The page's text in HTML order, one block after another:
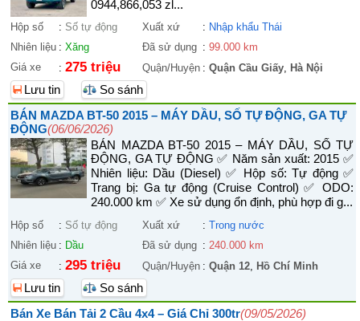
0944,866,053 zl...
Hộp số : Số tự động Xuất xứ : Nhập khẩu Thái
Nhiên liệu : Xăng Đã sử dụng : 99.000 km
Giá xe
: 275 triệu Quận/Huyện : Quận Cầu Giấy, Hà Nội
Lưu tin
So sánh
BÁN MAZDA BT-50 2015 – MÁY DẦU, SỐ TỰ ĐỘNG, GA TỰ
ĐỘNG(06/06/2026)
BÁN MAZDA BT-50 2015 – MÁY DẦU, SỐ TỰ
ĐỘNG, GA TỰ ĐỘNG ✅ Năm sản xuất: 2015 ✅
Nhiên liệu: Dầu (Diesel) ✅ Hộp số: Tự động ✅
Trang bị: Ga tự động (Cruise Control) ✅ ODO:
240.000 km ✅ Xe sử dụng ổn định, phù hợp đi g...
Hộp số : Số tự động Xuất xứ : Trong nước
Nhiên liệu : Dầu Đã sử dụng : 240.000 km
Giá xe
: 295 triệu Quận/Huyện : Quận 12, Hồ Chí Minh
Lưu tin
So sánh
Bán Xe Bán Tải 2 Cầu 4x4 – Giá Chỉ 300tr(09/05/2026)